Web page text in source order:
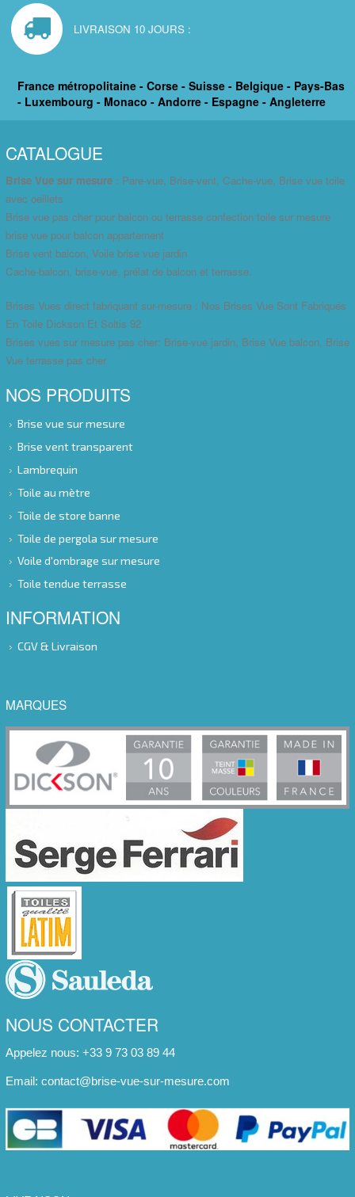
LIVRAISON 10 JOURS :
France métropolitaine - Corse - Suisse - Belgique - Pays-Bas
- Luxembourg - Monaco - Andorre - Espagne - Angleterre
CATALOGUE
Brise Vue sur mesure: Pare-vue, Brise-vent, Cache-vue, Brise vue toile
avec oeillets
Brise vue pas cher pour balcon ou terrasse confection toile sur mesure
brise vue pour balcon appartement
Brise vent balcon, Voile brise vue jardin
Cache-balcon, brise-vue, prélat de balcon et terrasse.
Brises Vues direct fabriquant sur-mesure : Nos Brises Vue Sont Fabriqués
En Toile Dickson Et Soltis 92
Brises vues sur mesure pas cher: Brise-vue jardin, Brise Vue balcon, Brise
Vue terrasse pas cher
NOS PRODUITS
Brise vue sur mesure
Brise vent transparent
Lambrequin
Toile au mètre
Toile de store banne
Toile de pergola sur mesure
Voile d'ombrage sur mesure
Toile tendue terrasse
INFORMATION
CGV & Livraison
MARQUES
NOUS CONTACTER
Appelez nous: +33 9 73 03 89 44
Email: contact@brise-vue-sur-mesure.com